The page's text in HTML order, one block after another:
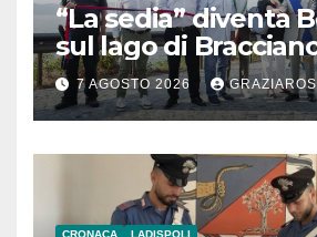
“La sedia” diventa
sul lago di
l’inaugurazione
7 AGOSTO 2026
CRONACA LADISPOLI